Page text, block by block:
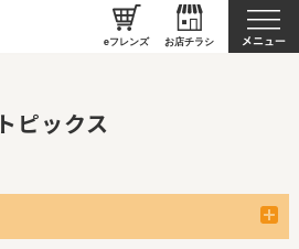
eフレンズ お店チラシ
トピックス